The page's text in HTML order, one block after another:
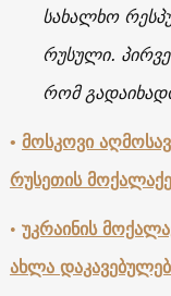
სახალხო
რუსული.
რომ
• მოსკოვი
რუსეთის
• უკრაინის
ახლა